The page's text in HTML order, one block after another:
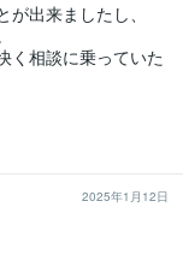
出来ましたし、
く相談に乗っていた
2025年1月12日